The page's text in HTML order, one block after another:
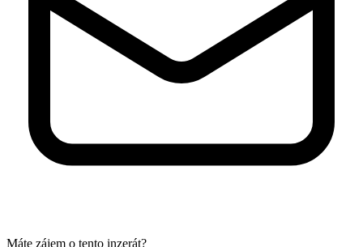
Máte zájem o tento inzerát?